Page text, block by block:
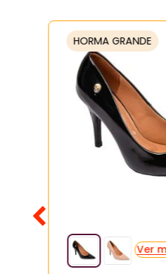
HORMA GRANDE